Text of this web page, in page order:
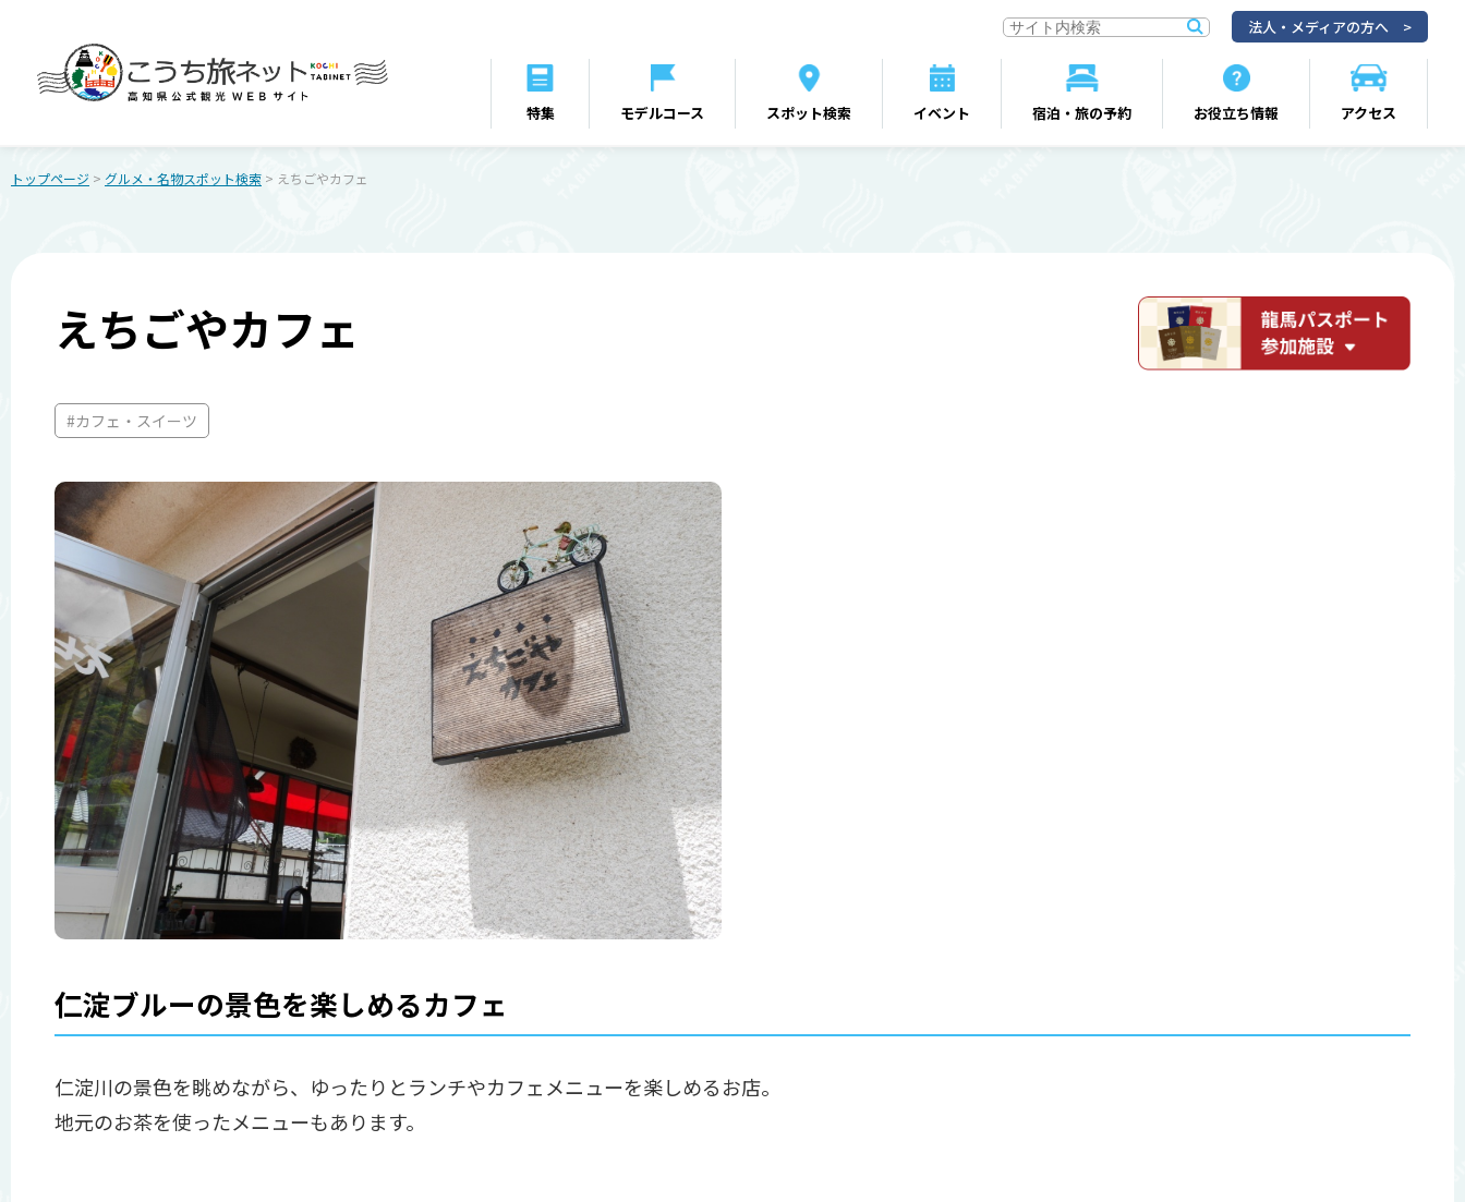
特集 モデルコース スポット検索 イベント 宿泊・旅の予約 お役立ち情報 アクセス
法人・メディアの方へ
トップページ > グルメ・名物スポット検索 > えちごやカフェ
えちごやカフェ
#カフェ・スイーツ
仁淀ブルーの景色を楽しめるカフェ
仁淀川の景色を眺めながら、ゆったりとランチやカフェメニューを楽しめるお店。
地元のお茶を使ったメニューもあります。